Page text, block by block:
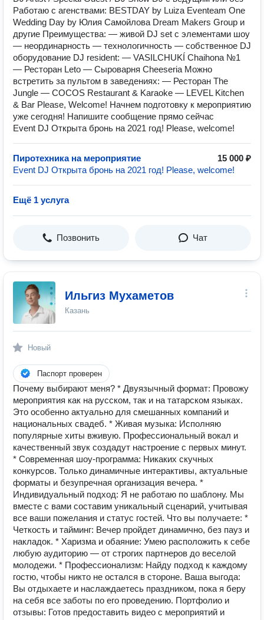
Работаю с агенствами: BESTDAY by Luiza Eventeam One
Wedding Day by Юлия Самойлова Dream Makers Group и
другие Преимущества: — живой DJ set с элементами шоу
— неординарность — технологичность — собственное DJ
оборудование DJ resident: — VASILCHUKÍ Chaihona №1
— Ресторан Leto — Сыроварня Cheeseria Можно
встретить за пультом в заведениях: — Ресторан The
Jungle — COCOS Restaurant & Karaoke — LEVEL Kitchen
& Bar Please, Welcome! Начнем подготовку к мероприятию
уже сегодня! Напишите сообщение прямо сейчас
Event DJ Открыта бронь на 2021 год! Please, welcome!
Пиротехника на мероприятие
15 000 ₽
Event DJ Открыта бронь на 2021 год! Please, welcome!
Ещё 1 услуга
Позвонить Чат
Ильгиз Мухаметов
Казань
Новый
Паспорт проверен
Почему выбирают меня? * Двуязычный формат: Провожу
мероприятия как на русском, так и на татарском языках.
Это особенно актуально для смешанных компаний и
национальных свадеб. * Живая музыка: Исполняю
популярные хиты вживую. Профессиональный вокал и
качественный звук создадут настроение с первых минут.
* Современная шоу-программа: Никаких скучных
конкурсов. Только динамичные интерактивы, актуальные
форматы и безупречная организация вечера. *
Индивидуальный подход: Я не работаю по шаблону. Мы
вместе с вами составим уникальный сценарий, учитывая
все ваши пожелания и статус гостей. Что вы получаете: *
Четкость и тайминг: Вечер пройдет динамично, без пауз и
накладок. * Харизма и обаяние: Умею расположить к себе
любую аудиторию — от строгих партнеров до веселой
молодежи. * Профессионализм: Найду подход к каждому
гостю, чтобы никто не остался в стороне. Ваша выгода:
Вы отдыхаете и наслаждаетесь праздником, пока я беру
на себя все заботы по его проведению. Портфолио и
отзывы: Готов предоставить видео с мероприятий и